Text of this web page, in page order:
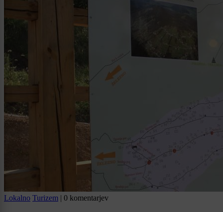
Lokalno Turizem | 0 komentarjev